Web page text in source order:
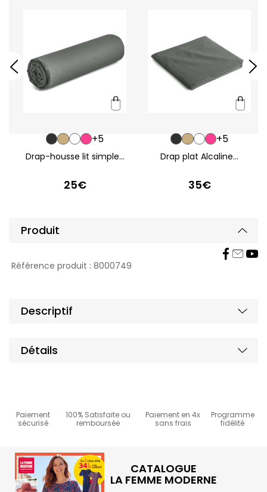
Drap-housse lit simple...
25€
+5
Drap plat Alcaline...
35€
+5
Produit
Référence produit : 8000749
Descriptif
Détails
Paiement
sécurisé
100% Satisfaite ou
remboursée
Paiement en 4x
sans frais
Programme
fidélité
CATALOGUE
LA FEMME MODERNE